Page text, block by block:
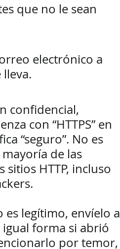
que no le sean
electrónico a
confidencial,
con “HTTPS” en
“seguro”. No es
de las
sitios HTTP, incluso
legítimo, envíelo a
forma si abrió
por temor,